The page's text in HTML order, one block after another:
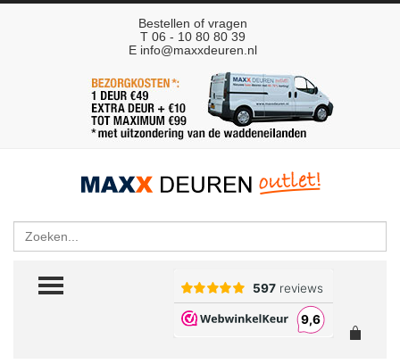
Bestellen of vragen
T 06 - 10 80 80 39
E info@maxxdeuren.nl
Zoeken
TOGGLE MENU